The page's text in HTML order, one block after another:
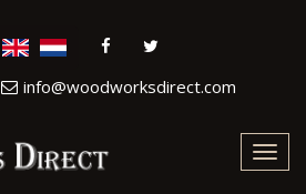
info@woodworksdirect.com